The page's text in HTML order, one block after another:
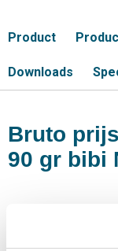
Product
Downloads
Bruto
90 gr bibi